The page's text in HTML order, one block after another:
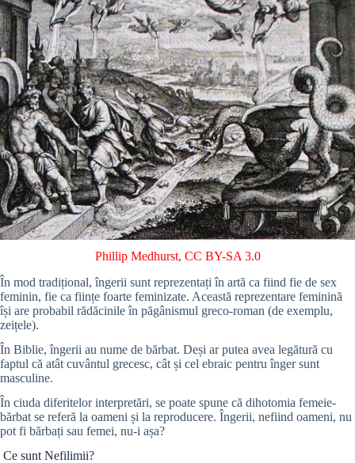
Phillip Medhurst, CC BY-SA 3.0
În mod tradițional, îngerii sunt reprezentați în artă ca fiind fie de sex
feminin, fie ca ființe foarte feminizate. Această reprezentare feminină
își are probabil rădăcinile în păgânismul greco-roman (de exemplu,
zeițele).
În Biblie, îngerii au nume de bărbat. Deși ar putea avea legătură cu
faptul că atât cuvântul grecesc, cât și cel ebraic pentru înger sunt
masculine.
În ciuda diferitelor interpretări, se poate spune că dihotomia femeie-
bărbat se referă la oameni și la reproducere. Îngerii, nefiind oameni, nu
pot fi bărbați sau femei, nu-i așa?
Ce sunt Nefilimii?